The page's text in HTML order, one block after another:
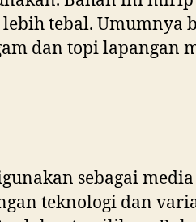
tebal. Umumnya
dan topi lapangan
sebagai media
teknologi dan